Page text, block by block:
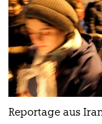
Reportage aus